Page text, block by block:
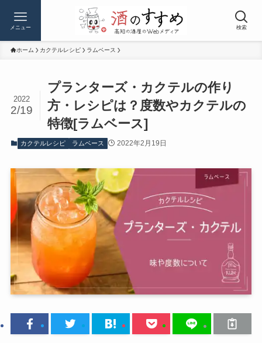
検索
メニュー
ホーム カクテルレシピ ラムベース
プランターズ・カクテルの作り
方・レシピは？度数やカクテルの
特徴[ラムベース]
2022
2/19
カクテルレシピ ラムベース 2022年2月19日